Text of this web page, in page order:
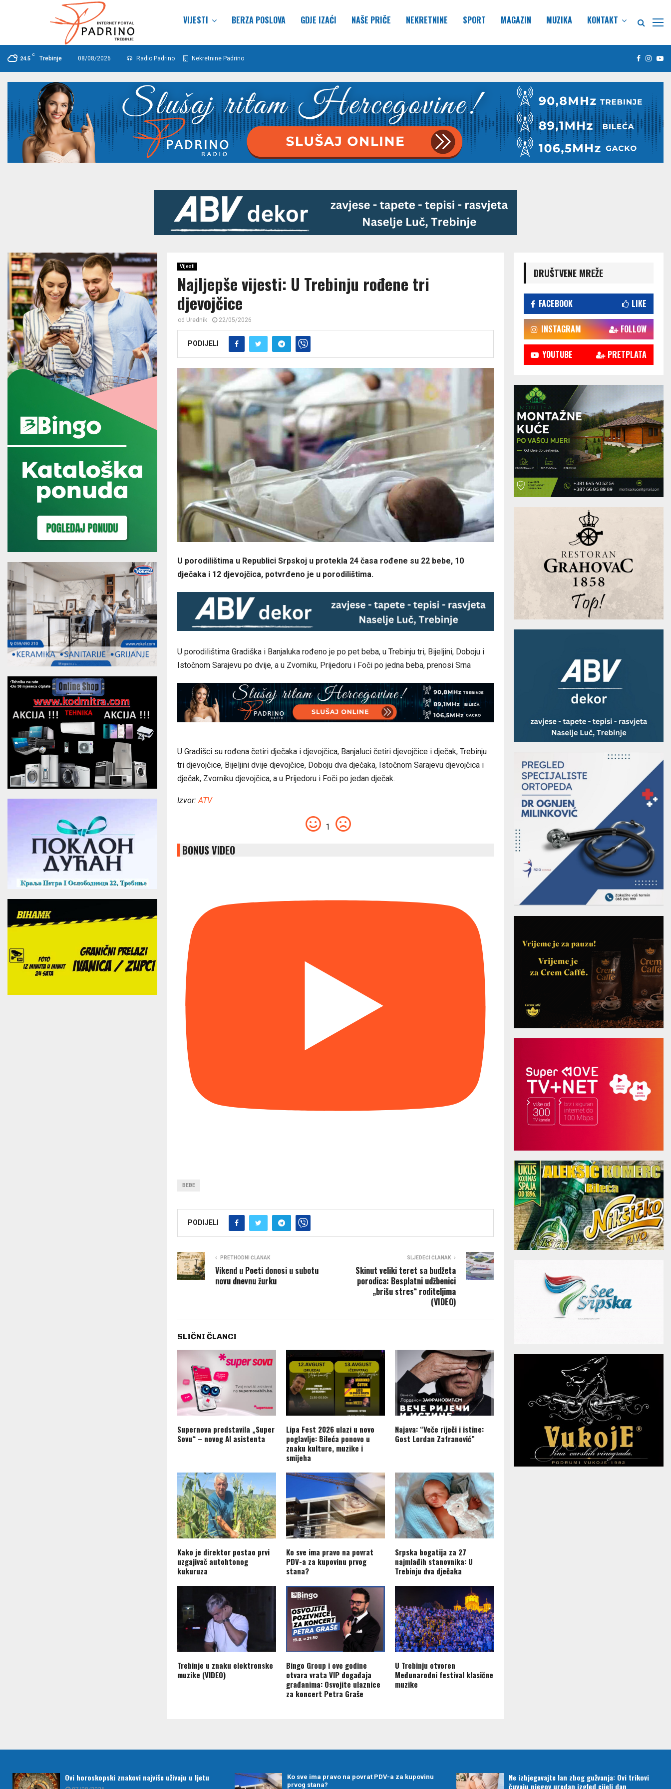
VIJESTI BERZA POSLOVA GDJE IZAĆI NAŠE PRIČE NEKRETNINE SPORT MAGAZIN MUZIKA KONTAKT
24.5
C
Trebinje 08/08/2026 Radio Padrino Nekretnine Padrino Facebook
Vijesti
Najljepše vijesti: U Trebinju rođene tri
d‌jevojčice
od Urednik 22/05/2026
PODIJELI
U porodilištima u Republici Srpskoj u protekla 24 časa rođene su 22 bebe, 10
d‌ječaka i 12 d‌jevojčica, potvrđeno je u porodilištima.
U porodilištima Gradiška i Banjaluka rođeno je po pet beba, u Trebinju tri, Bijeljini, Doboju i
Istočnom Sarajevu po dvije, a u Zvorniku, Prijedoru i Foči po jedna beba, prenosi Srna
U Gradišci su rođena četiri d‌ječaka i d‌jevojčica, Banjaluci četiri d‌jevojčice i d‌ječak, Trebinju
tri d‌jevojčice, Bijeljini dvije d‌jevojčice, Doboju dva d‌ječaka, Istočnom Sarajevu d‌jevojčica i
d‌ječak, Zvorniku d‌jevojčica, a u Prijedoru i Foči po jedan d‌ječak.
Izvor:ATV
1
BONUS VIDEO
BEBE
PODIJELI
PRETHODNI ČLANAK
Vikend u Poeti donosi u subotu
novu dnevnu žurku
SLJEDEĆI ČLANAK
Skinut veliki teret sa budžeta
porodica: Besplatni udžbenici
„brišu stres“ roditeljima
(VIDEO)
SLIČNI ČLANCI
Supernova predstavila „Super
Sovu“ – novog AI asistenta
Lipa Fest 2026 ulazi u novo
poglavlje: Bileća ponovo u
znaku kulture, muzike i
smijeha
Najava: “Veče riječi i istine:
Gost Lordan Zafranović”
Kako je direktor postao prvi
uzgajivač autohtonog
kukuruza
Ko sve ima pravo na povrat
PDV-a za kupovinu prvog
stana?
Srpska bogatija za 27
najmlađih stanovnika: U
Trebinju dva dječaka
Trebinje u znaku elektronske
muzike (VIDEO)
Bingo Group i ove godine
otvara vrata VIP događaja
građanima: Osvojite ulaznice
za koncert Petra Graše
U Trebinju otvoren
Međunarodni festival klasične
muzike
DRUŠTVENE MREŽE
FACEBOOK LIKE
INSTAGRAM FOLLOW
YOUTUBE PRETPLATA
Ovi horoskopski znakovi najviše uživaju u ljetu
Ko sve ima pravo na povrat PDV-a za kupovinu
prvog stana?
Ne izbjegavajte lan zbog gužvanja: Ovi trikovi
čuvaju njegov uredan izgled cijeli dan